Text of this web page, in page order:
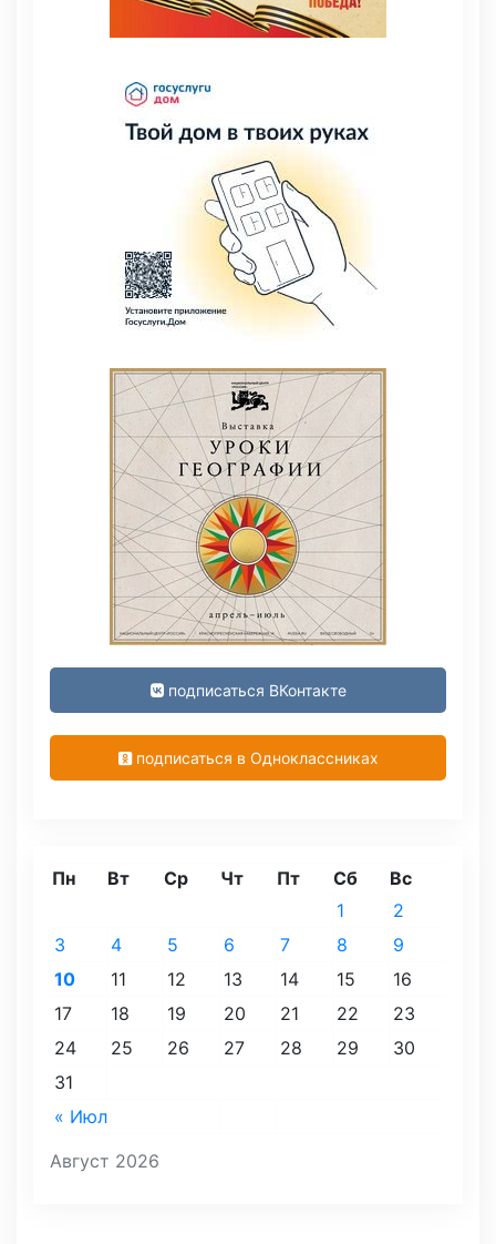
подписаться ВКонтакте
подписаться в Одноклассниках
Август 2026
Пн Вт Ср Чт Пт Сб Вс
« Июл
1
2
3
4 5 6 7 8
9
10
11 12 13 14 15
16
17
18 19 20 21 22
23
24
25 26 27 28 29
30
31